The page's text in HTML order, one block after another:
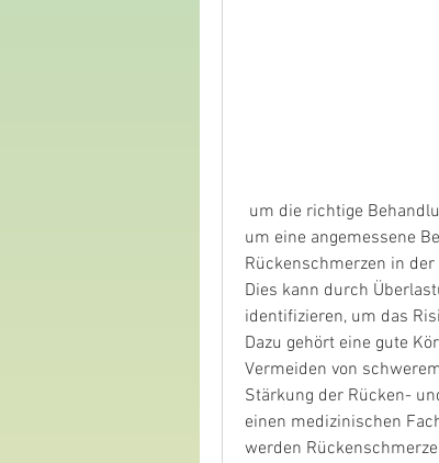
um eine angemessene
Rückenschmerzen in
Dies kann durch
identifizieren, um das
Dazu gehört eine gute
Vermeiden von
Stärkung der Rücken-
einen medizinischen
werden